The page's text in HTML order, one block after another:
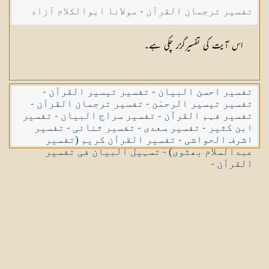
تفسیر ترجمان القرآن - مولانا ابوالکلام آزاد
اس آیت کی تفسیرگزر چکی ہے۔
تفسیر احسن البیان - تفسیر تیسیر القرآن -
تفسیر تیسیر الرحمٰن - تفسیر ترجمان القرآن -
تفسیر فہم القرآن - تفسیر سراج البیان - تفسیر
ابن کثیر - تفسیر سعدی - تفسیر ثنائی - تفسیر
اشرف الحواشی - تفسیر القرآن کریم (تفسیر
عبدالسلام بھٹوی)-تسہیل البیان فی تفسیر
القرآن -